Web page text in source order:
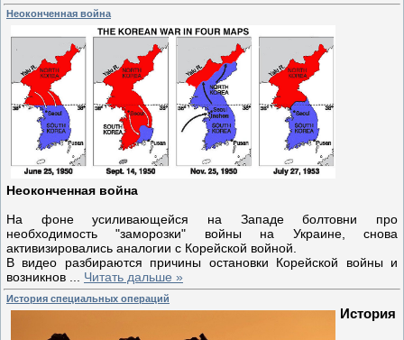
Неоконченная война
Неоконченная война
На фоне усиливающейся на Западе болтовни про
необходимость "заморозки" войны на Украине, снова
активизировались аналогии с Корейской войной.
В видео разбираются причины остановки Корейской войны и
возникнов
Читать дальше »
История специальных операций
История